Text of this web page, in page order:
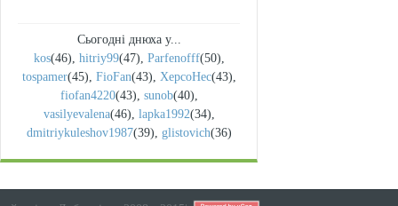
Сьогодні днюха у...
kos(46), hitriy99(47), Parfenofff(50),
tospamer(45), FioFan(43), XepcoHec(43),
fiofan4220(43), sunob(40),
vasilyevalena(46), lapka1992(34),
dmitriykuleshov1987(39), glistovich(36)